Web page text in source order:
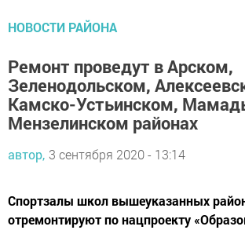
НОВОСТИ РАЙОНА
Ремонт проведут в Арском,
Зеленодольском,
Камско-Устьинском,
Мензелинском районах
отремонтируют по нацпроекту